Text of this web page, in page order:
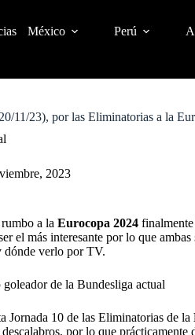
México Perú
11/23), por las Eliminatorias a la
2023
a la Eurocopa 2024
el más interesante por lo que
dónde verlo por TV.
de la Bundesliga actual
Jornada 10 de las Eliminatorias de la
por lo que